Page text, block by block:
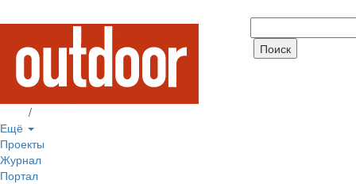
/
Ещё
Проекты
Журнал
Портал